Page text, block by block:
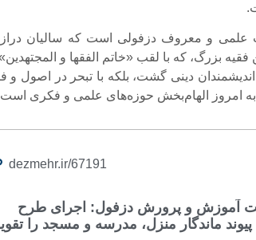
و معروف دزفولی است که سالیان دراز
بزرگ، که با لقب «خاتم الفقها و المجتهدین»
اندیشمندان دینی گشت، بلکه با تبحر در اصول و
به امروز الهام‌بخش حوزه‌های علمی و فکری
dezmehr.ir/67191
آموزش و پرورش دزفول: اجرای طرح
ماندگار منزل، مدرسه و مسجد را